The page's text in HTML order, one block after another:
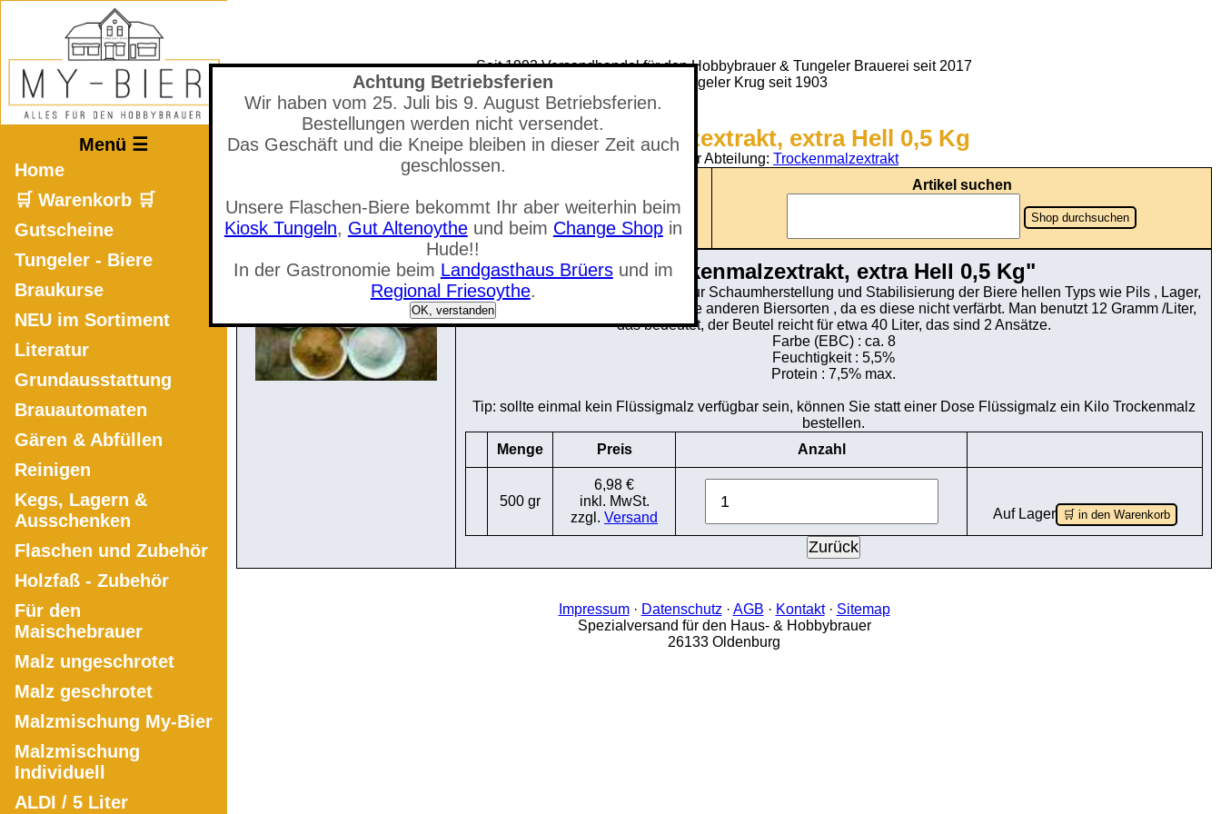
Achtung Betriebsferien
Wir haben vom 25. Juli bis 9. August Betriebsferien.
Bestellungen werden nicht versendet.
Das Geschäft und die Kneipe bleiben in dieser Zeit auch
geschlossen.
Unsere Flaschen-Biere bekommt Ihr aber weiterhin beim
Kiosk Tungeln, Gut Altenoytheund beim Change Shopin
Hude!!
In der Gastronomie beim Landgasthaus Brüersund im
Regional Friesoythe.
OK, verstanden
Seit 1993 Versandhandel für den Hobbybrauer & Tungeler Brauerei seit 2017
(Neuer) Tungeler Krug seit 1903
Menü ☰
Home
🛒 Warenkorb 🛒
Gutscheine
Tungeler - Biere
Braukurse
NEU im Sortiment
Literatur
Grundausstattung
Brauautomaten
Gären & Abfüllen
Reinigen
Kegs, Lagern &
Ausschenken
Flaschen und Zubehör
Holzfaß - Zubehör
Für den
Maischebrauer
Malz ungeschrotet
Malz geschrotet
Malzmischung My-Bier
Malzmischung
Individuell
ALDI / 5 Liter
Mastodon
Shop - Trockenmalzextrakt, extra Hell 0,5 Kg
Sie befinden sich in der Abteilung: Trockenmalzextrakt
🛒 Warenkorb anzeigen
Anzahl der Artikel: 0
Gesamtwert: 0,00 €
Artikel suchen
Shop durchsuchen
"Trockenmalzextrakt, extra Hell 0,5 Kg"
Trockenmalz (Malzextrakt Pulver) zur Schaumherstellung und Stabilisierung der Biere hellen Typs wie Pils , Lager,
Hellbiere aber generell auch für alle anderen Biersorten , da es diese nicht verfärbt. Man benutzt 12 Gramm /Liter,
das bedeutet, der Beutel reicht für etwa 40 Liter, das sind 2 Ansätze.
Farbe (EBC) : ca. 8
Feuchtigkeit : 5,5%
Protein : 7,5% max.
Tip: sollte einmal kein Flüssigmalz verfügbar sein, können Sie statt einer Dose Flüssigmalz ein Kilo Trockenmalz
bestellen.
Menge
Preis Anzahl
500 gr
6,98 €
inkl. MwSt.
zzgl. Versand Auf Lager 🛒 in den Warenkorb
Impressum· Datenschutz · AGB · Kontakt· Sitemap
Spezialversand für den Haus- & Hobbybrauer
26133 Oldenburg